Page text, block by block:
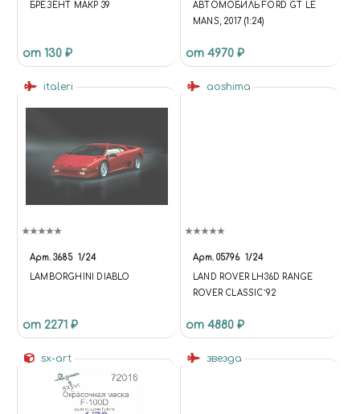
БРЕЗЕНТ МАКР 39
от 130 ₽
АВТОМОБИЛЬ FORD GT LE
MANS, 2017 (1:24)
от 4970 ₽
italeri
Арт. 3685 1/24
LAMBORGHINI DIABLO
от 2271 ₽
aoshima
Арт. 05796 1/24
LAND ROVER LH36D RANGE
ROVER CLASSIC`92
от 4880 ₽
sx-art звезда